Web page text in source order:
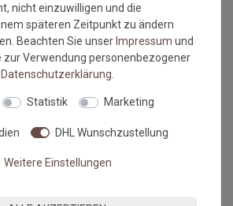
abgegeben werden. Ganz wichtig ist
Matten nicht gefaltet und auch nicht mit
in die Maschine legt, damit die Matte
aus der Maschine kommt. Dies ist
stellt auch keinen Reklamationsgrund
auf keinen Fall in den Trockner
die wieder verschwunden sein.
Farbabweichungen:
nicht einzuwilligen und die
späteren Zeitpunkt zu ändern
Beachten Sie unser Impressum und
zur Verwendung personenbezogener
Daten­schutz­erklärung
Statistik Marketing
DHL Wunschzustellung
Weitere Einstellungen